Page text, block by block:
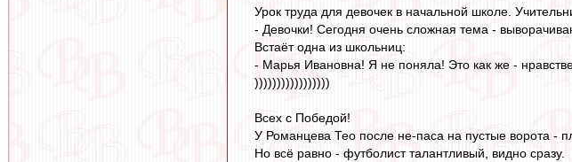
Урок труда для девочек в начальной школе.
- Девочки! Сегодня очень сложная тема -
Встаёт одна из школьниц:
- Марья Ивановна! Я не поняла! Это как же -
)))))))))))))))))
Всех с Победой!
У Романцева Тео после не-паса на пустые ворота -
Но всё равно - футболист талантливый, видно сразу.